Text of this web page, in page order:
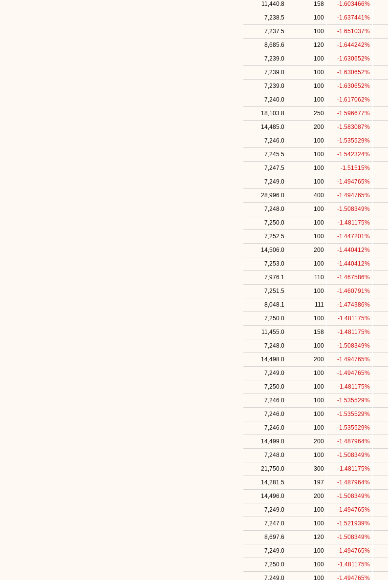
-1.603466%
158
11,440.8
-1.637441%
100
7,238.5
-1.651037%
100
7,237.5
-1.644242%
120
8,685.6
-1.630652%
100
7,239.0
-1.630652%
100
7,239.0
-1.630652%
100
7,239.0
-1.617062%
100
7,240.0
-1.596677%
250
18,103.8
-1.583087%
200
14,485.0
-1.535529%
100
7,246.0
-1.542324%
100
7,245.5
-1.51515%
100
7,247.5
-1.494765%
100
7,249.0
-1.494765%
400
28,996.0
-1.508349%
100
7,248.0
-1.481175%
100
7,250.0
-1.447201%
100
7,252.5
-1.440412%
200
14,506.0
-1.440412%
100
7,253.0
-1.467586%
110
7,976.1
-1.460791%
100
7,251.5
-1.474386%
111
8,048.1
-1.481175%
100
7,250.0
-1.481175%
158
11,455.0
-1.508349%
100
7,248.0
-1.494765%
200
14,498.0
-1.494765%
100
7,249.0
-1.481175%
100
7,250.0
-1.535529%
100
7,246.0
-1.535529%
100
7,246.0
-1.535529%
100
7,246.0
-1.487964%
200
14,499.0
-1.508349%
100
7,248.0
-1.481175%
300
21,750.0
-1.487964%
197
14,281.5
-1.508349%
200
14,496.0
-1.494765%
100
7,249.0
-1.521939%
100
7,247.0
-1.508349%
120
8,697.6
-1.494765%
100
7,249.0
-1.481175%
100
7,250.0
-1.494765%
100
7,249.0